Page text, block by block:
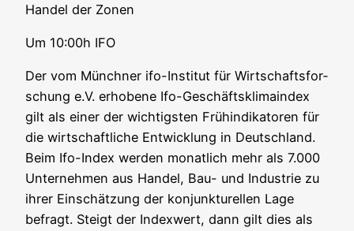
Han­del der Zonen
Um 10:00h IFO
Der vom Münch­ner ifo-Insti­tut für Wirt­schafts­for­
schung e.V. erho­be­ne Ifo-Geschäfts­kli­ma­in­dex
gilt als einer der wich­tigs­ten Früh­in­di­ka­to­ren für
die wirt­schaft­li­che Ent­wick­lung in Deutsch­land.
Beim Ifo-Index wer­den monat­lich mehr als 7.000
Unter­neh­men aus Han­del, Bau- und Indus­trie zu
ihrer Ein­schät­zung der kon­junk­tu­rel­len Lage
befragt. Steigt der Index­wert, dann gilt dies als